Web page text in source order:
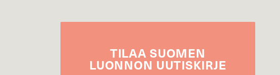
TILAASUOMEN
LUONNON UUTIS­KIRJE